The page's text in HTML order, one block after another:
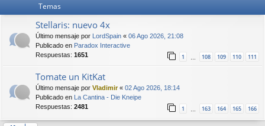
Temas
Stellaris: nuevo 4x
Último mensaje por LordSpain « 06 Ago 2026, 21:08
Publicado en Paradox Interactive
Respuestas: 1651 1 108 109 110 111
Tomate un KitKat
Último mensaje por Vladimir« 02 Ago 2026, 18:14
Publicado en La Cantina - Die Kneipe
Respuestas: 2481 1 163 164 165 166